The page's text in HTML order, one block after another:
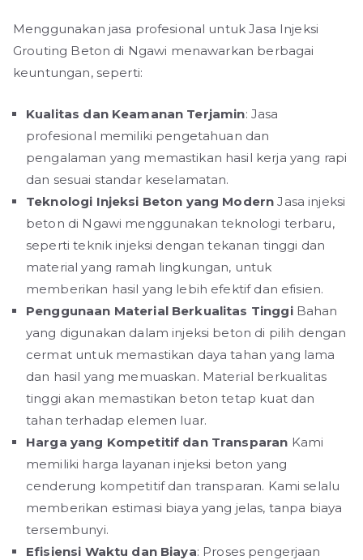
Menggunakan jasa profesional untuk Jasa Injeksi
Grouting Beton di Ngawi menawarkan berbagai
keuntungan, seperti:
Kualitas dan Keamanan Terjamin: Jasa
profesional memiliki pengetahuan dan
pengalaman yang memastikan hasil kerja yang rapi
dan sesuai standar keselamatan.
Teknologi Injeksi Beton yang ModernJasa injeksi
beton di Ngawi menggunakan teknologi terbaru,
seperti teknik injeksi dengan tekanan tinggi dan
material yang ramah lingkungan, untuk
memberikan hasil yang lebih efektif dan efisien.
Penggunaan Material Berkualitas Tinggi Bahan
yang digunakan dalam injeksi beton di pilih dengan
cermat untuk memastikan daya tahan yang lama
dan hasil yang memuaskan. Material berkualitas
tinggi akan memastikan beton tetap kuat dan
tahan terhadap elemen luar.
Harga yang Kompetitif dan Transparan Kami
memiliki harga layanan injeksi beton yang
cenderung kompetitif dan transparan. Kami selalu
memberikan estimasi biaya yang jelas, tanpa biaya
tersembunyi.
Efisiensi Waktu dan Biaya: Proses pengerjaan